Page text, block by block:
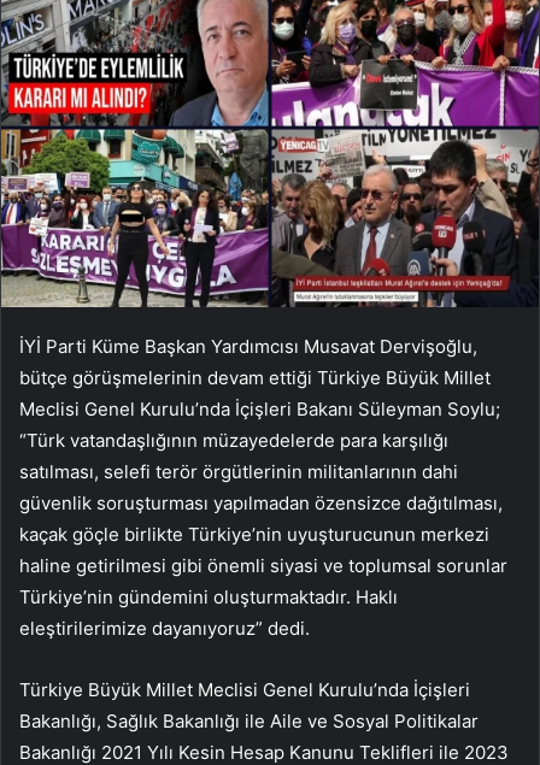
İYİ Parti Küme Başkan Yardımcısı Musavat Dervişoğlu,
bütçe görüşmelerinin devam ettiği Türkiye Büyük Millet
Meclisi Genel Kurulu’nda İçişleri Bakanı Süleyman Soylu;
“Türk vatandaşlığının müzayedelerde para karşılığı
satılması, selefi terör örgütlerinin militanlarının dahi
güvenlik soruşturması yapılmadan özensizce dağıtılması,
kaçak göçle birlikte Türkiye’nin uyuşturucunun merkezi
haline getirilmesi gibi önemli siyasi ve toplumsal sorunlar
Türkiye’nin gündemini oluşturmaktadır. Haklı
eleştirilerimize dayanıyoruz” dedi.
Türkiye Büyük Millet Meclisi Genel Kurulu’nda İçişleri
Bakanlığı, Sağlık Bakanlığı ile Aile ve Sosyal Politikalar
Bakanlığı 2021 Yılı Kesin Hesap Kanunu Teklifleri ile 2023